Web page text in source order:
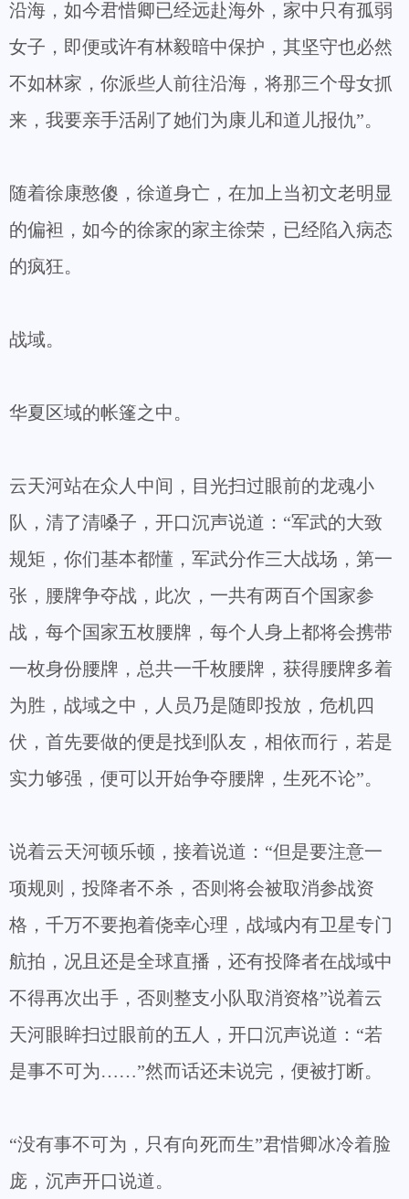
沿海，如今君惜卿已经远赴海外，家中只有孤弱
女子，即便或许有林毅暗中保护，其坚守也必然
不如林家，你派些人前往沿海，将那三个母女抓
来，我要亲手活剐了她们为康儿和道儿报仇”。
随着徐康憨傻，徐道身亡，在加上当初文老明显
的偏袒，如今的徐家的家主徐荣，已经陷入病态
的疯狂。
战域。
华夏区域的帐篷之中。
云天河站在众人中间，目光扫过眼前的龙魂小
队，清了清嗓子，开口沉声说道：“军武的大致
规矩，你们基本都懂，军武分作三大战场，第一
张，腰牌争夺战，此次，一共有两百个国家参
战，每个国家五枚腰牌，每个人身上都将会携带
一枚身份腰牌，总共一千枚腰牌，获得腰牌多着
为胜，战域之中，人员乃是随即投放，危机四
伏，首先要做的便是找到队友，相依而行，若是
实力够强，便可以开始争夺腰牌，生死不论”。
说着云天河顿乐顿，接着说道：“但是要注意一
项规则，投降者不杀，否则将会被取消参战资
格，千万不要抱着侥幸心理，战域内有卫星专门
航拍，况且还是全球直播，还有投降者在战域中
不得再次出手，否则整支小队取消资格”说着云
天河眼眸扫过眼前的五人，开口沉声说道：“若
是事不可为……”然而话还未说完，便被打断。
“没有事不可为，只有向死而生”君惜卿冰冷着脸
庞，沉声开口说道。